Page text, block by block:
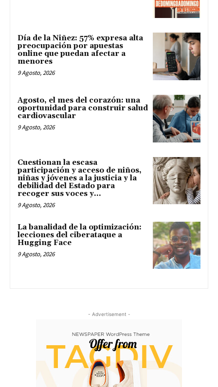
Día de la Niñez: 57% expresa alta
preocupación por apuestas
online que puedan afectar a
menores
9 Agosto, 2026
Agosto, el mes del corazón: una
oportunidad para construir salud
cardiovascular
9 Agosto, 2026
Cuestionan la escasa
participación y acceso de niños,
niñas y jóvenes a la justicia y la
debilidad del Estado para
recoger sus voces y...
9 Agosto, 2026
La banalidad de la optimización:
lecciones del ciberataque a
Hugging Face
9 Agosto, 2026
- Advertisement -